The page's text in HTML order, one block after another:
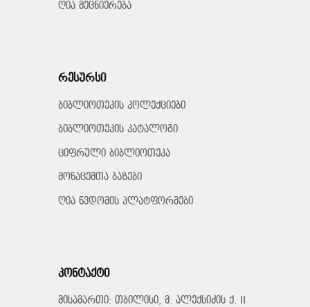
ღია მეცნიერება
რესურსი
ბიბლიოთეკის კოლექციები
ბიბლიოთეკის კატალოგი
ციფრული ბიბლიოთეკა
მონაცემთა ბაზები
ღია წვდომის პლატფორმები
კონტაქტი
მისამართი: თბილისი, მ. ალექსიძის ქ. II